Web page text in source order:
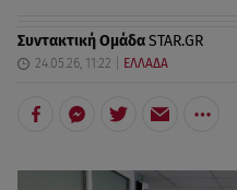
Συντακτική ΟμάδαSTAR.GR
24.05.26, 11:22 ΕΛΛΑΔΑ